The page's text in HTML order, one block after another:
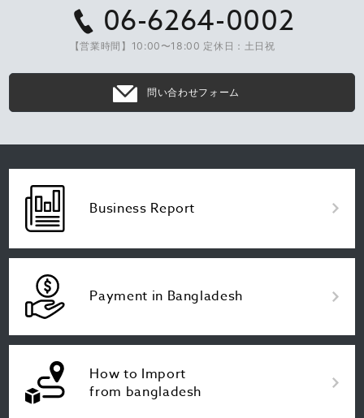
06-6264-0002
【営業時間】10:00〜18:00 定休日：土日祝
問い合わせフォーム
Business Report
Payment in Bangladesh
How to Import
from bangladesh